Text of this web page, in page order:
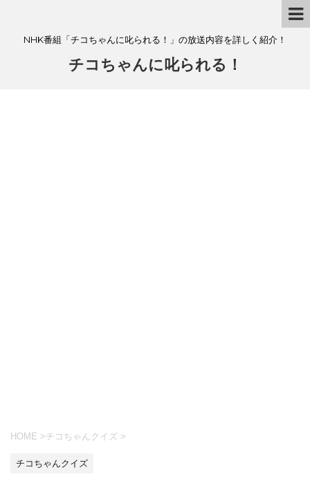
NHK番組「チコちゃんに叱られる！」の放送内容を詳しく紹介！
チコちゃんに叱られる！
HOME >チコちゃんクイズ >
チコちゃんクイズ